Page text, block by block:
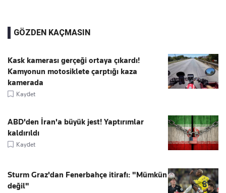
GÖZDEN KAÇMASIN
Kask kamerası gerçeği ortaya çıkardı!
Kamyonun motosiklete çarptığı kaza
kamerada
Kaydet
ABD'den İran'a büyük jest! Yaptırımlar
kaldırıldı
Kaydet
Sturm Graz'dan Fenerbahçe itirafı: "Mümkün
değil"